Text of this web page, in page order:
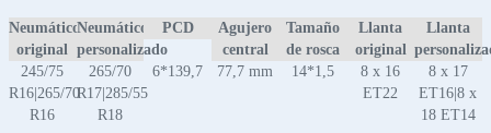
Neumático
original
Neumático
personalizado
PCD
Agujero
central
Tamaño
de rosca
Llanta
original
Llanta
245/75
R16|265/70
R16
265/70
R17|285/55
R18
6*139,7 77,7 mm 14*1,5
8 x 16
ET22
8 x 17
ET16|8 x
18 ET14